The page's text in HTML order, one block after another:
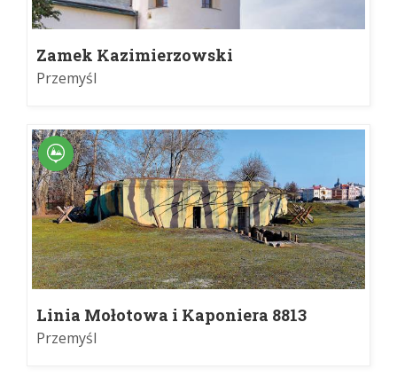
Zamek Kazimierzowski
Przemyśl
Linia Mołotowa i Kaponiera 8813
Przemyśl